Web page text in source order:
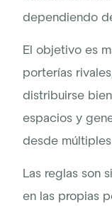
dependiendo
El objetivo es
porterías
distribuirse
espacios y
desde
Las reglas son
en las propias